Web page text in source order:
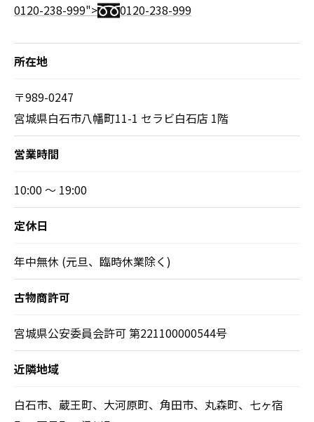
0120-238-999"> 0120-238-999
所在地
〒989-0247
宮城県白石市八幡町11-1 セラビ白石店 1階
営業時間
10:00 ～ 19:00
定休日
年中無休 (元旦、臨時休業除く)
古物商許可
宮城県公安委員会許可 第221100000544号
近隣地域
白石市、蔵王町、大河原町、角田市、丸森町、七ヶ宿